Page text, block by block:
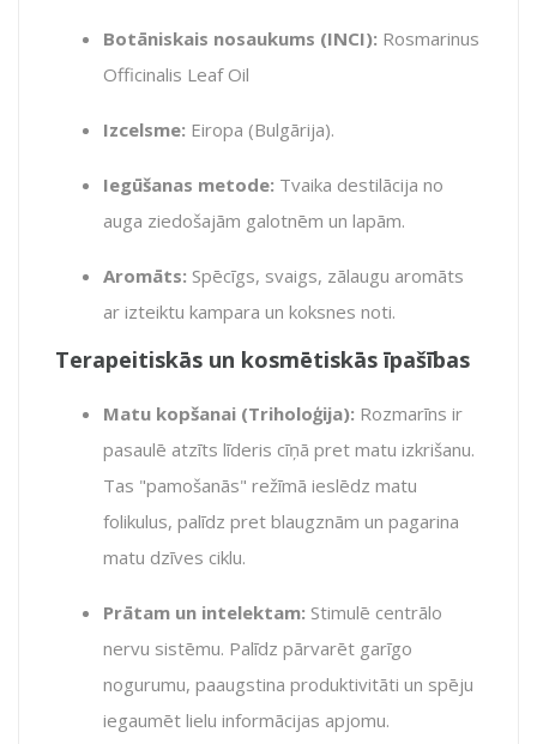
Botāniskais nosaukums (INCI): Rosmarinus
Officinalis Leaf Oil
Izcelsme: Eiropa (Bulgārija).
Iegūšanas metode: Tvaika destilācija no
auga ziedošajām galotnēm un lapām.
Aromāts: Spēcīgs, svaigs, zālaugu aromāts
ar izteiktu kampara un koksnes noti.
Terapeitiskās un kosmētiskās īpašības
Matu kopšanai (Triholoģija): Rozmarīns ir
pasaulē atzīts līderis cīņā pret matu izkrišanu.
Tas "pamošanās" režīmā ieslēdz matu
folikulus, palīdz pret blaugznām un pagarina
matu dzīves ciklu.
Prātam un intelektam: Stimulē centrālo
nervu sistēmu. Palīdz pārvarēt garīgo
nogurumu, paaugstina produktivitāti un spēju
iegaumēt lielu informācijas apjomu.